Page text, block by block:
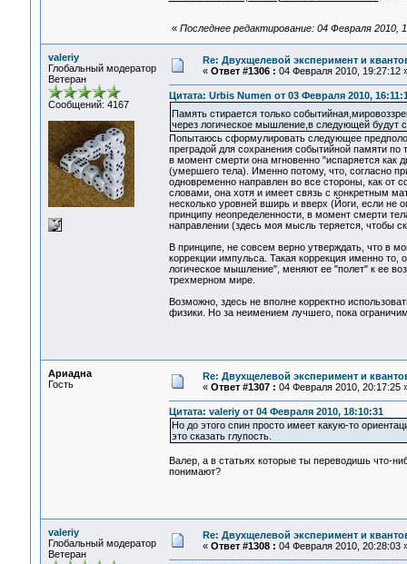
« Последнее редактирование: 04 Февраля 2010,
valeriy
Глобальный модератор
Ветеран
Сообщений: 4167
Re: Двухщелевой эксперимент и
« Ответ #1306 : 04 Февраля 2010, 19:27:12
Цитата: Urbis Numen от 03 Февраля 2010,
Память стирается только
через логическое мышление,в следующей будут
Попытаюсь сформулировать следующее
преградой для сохранения событийной памяти
в момент смерти она мгновенно "испаряется как
(умершего тела). Именно потому, что, согласно
одновременно направлен во все стороны, как от
словами, она хотя и имеет связь с конкретным
несколько уровней вширь и вверх (Йоги, если не
принципу неопределенности, в момент смерти
направлении (здесь моя мысль теряется, чтобы
В принципе, не совсем верно утверждать, что в
коррекции импульса. Такая коррекция именно
логическое мышление", меняют ее "полет" к ее
трехмерном мире.
Возможно, здесь не вполне корректно
физики. Но за неимением лучшего, пока
Ариадна
Гость
Re: Двухщелевой эксперимент и
« Ответ #1307 : 04 Февраля 2010, 20:17:25
Цитата: valeriy от 04 Февраля 2010, 18:10:31
Но до этого спин просто имеет какую-то
это сказать глупость.
Валер, а в статьях которые ты переводишь что-
понимают?
valeriy
Глобальный модератор
Ветеран
Re: Двухщелевой эксперимент и
« Ответ #1308 : 04 Февраля 2010, 20:28:03